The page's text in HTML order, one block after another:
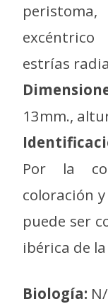
estrías
13mm.,
Por la
coloración
puede ser
ibérica de
Biología: